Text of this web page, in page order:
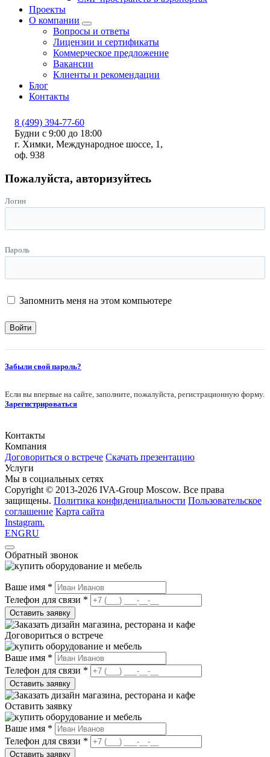
Проекты
О компании
Вопросы и ответы
Лицензии и сертификаты
Коммерческое предложение
Вакансии
Клиенты и рекомендации
Блог
Контакты
8 (499) 394-77-60
Будни с 9:00 до 18:00
г. Химки, Международное шоссе, 1,
оф. 938
Пожалуйста, авторизуйтесь
Логин
Пароль
Запомнить меня на этом компьютере
Забыли свой пароль?
Если вы впервые на сайте, заполните, пожалуйста, регистрационную форму.
Зарегистрироваться
Контакты
Компания
Договориться о встрече Скачать презентацию
Услуги
Мы в социальных сетях
Copyright © 2013-2026 IVA-Group Moscow. Все права
защищены. Политика конфиденциальности Пользовательское
соглашение Карта сайта
Instagram.
ENGRU
Обратный звонок
Ваше имя *
Телефон для связи *
Оставить заявку
Договориться о встрече
Ваше имя *
Телефон для связи *
Оставить заявку
Оставить заявку
Ваше имя *
Телефон для связи *
Оставить заявку